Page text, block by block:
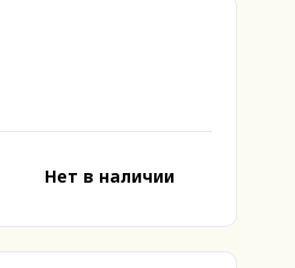
Нет в наличии